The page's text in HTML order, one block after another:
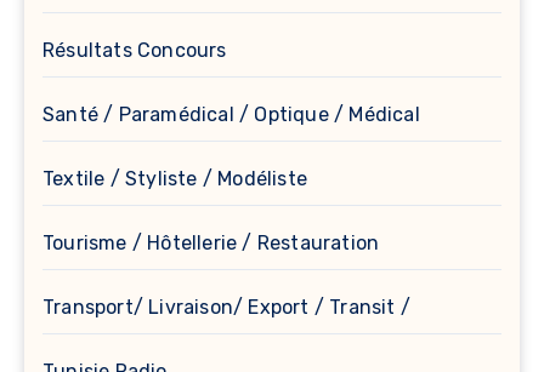
Résultats Concours
Santé / Paramédical / Optique / Médical
Textile / Styliste / Modéliste
Tourisme / Hôtellerie / Restauration
Transport/ Livraison/ Export / Transit /